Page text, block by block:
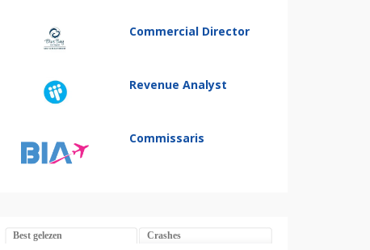
Commercial Director
Revenue Analyst
Commissaris
Best gelezen Crashes